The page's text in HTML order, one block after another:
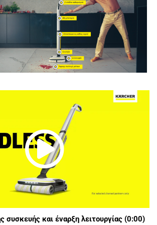
P
l
a
συσκευής και έναρξη λειτουργίας (0:00)